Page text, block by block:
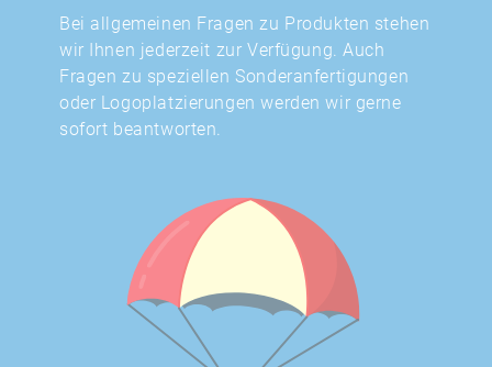
Bei allgemeinen Fragen zu Produkten stehen
wir Ihnen jederzeit zur Verfügung. Auch
Fragen zu speziellen Sonderanfertigungen
oder Logoplatzierungen werden wir gerne
sofort beantworten.